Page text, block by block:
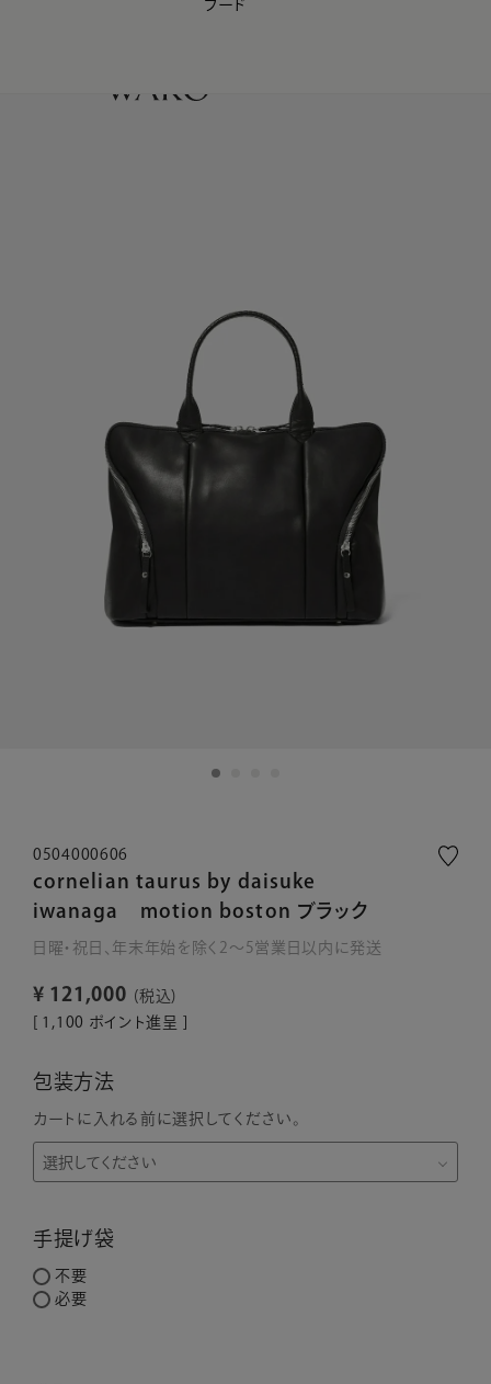
【会員様限定】夏のプレゼントキャンペーン開催中
フード
0504000606
cornelian taurus by daisuke
iwanaga motion boston ブラック
日曜・祝日、年末年始を除く2～5営業日以内に発送
¥ 121,000
税込
1,100 ポイント進呈 ]
包装方法
カートに入れる前に選択してください。
手提げ袋
不要
必要